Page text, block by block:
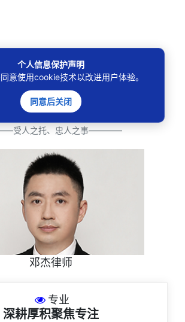
法律咨询
受人之托、忠人之事————
邓杰律师
专业
深耕厚积聚焦专注
个人信息保护声明
意使用cookie技术以改进用户体验。
同意后关闭